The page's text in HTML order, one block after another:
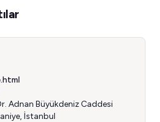
Adnan Büyükdeniz Caddesi
İstanbul